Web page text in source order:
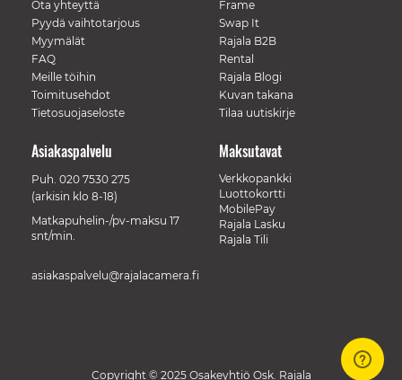
Ota yhteyttä
Pyydä vaihtotarjous
Myymälät
FAQ
Meille töihin
Toimitusehdot
Tietosuojaseloste
Frame
Swap It
Rajala B2B
Rental
Rajala Blogi
Kuvan takana
Tilaa uutiskirje
Maksutavat
Verkkopankki
Luottokortti
MobilePay
Rajala Lasku
Rajala Tili
Asiakaspalvelu
Puh. 020 7530 275
(arkisin klo 8-18)
Matkapuhelin-/pv-maksu 17
snt/min.
asiakaspalvelu@rajalacamera.fi
Copyright © 2025 Osakeyhtiö Osk. Rajala